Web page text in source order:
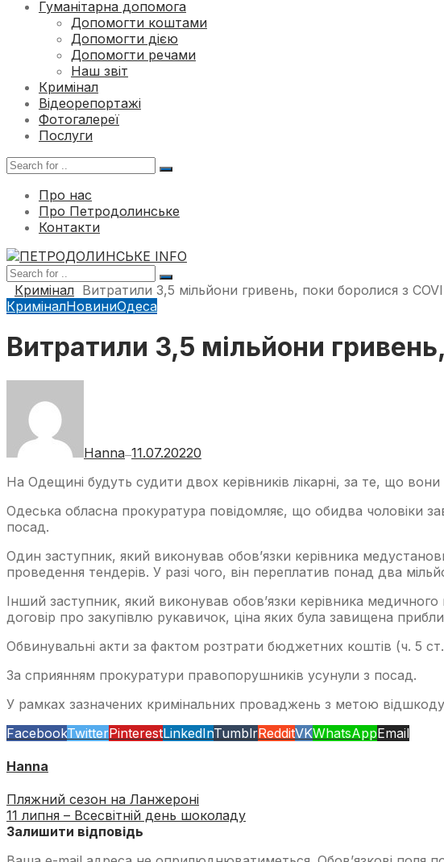
Гуманітарна допомога
Допомогти коштами
Допомогти дією
Допомогти речами
Наш звіт
Кримінал
Відеорепортажі
Фотогалереї
Послуги
Про нас
Про Петродолинське
Контакти
Кримінал Витратили 3,5 мільйони гривень, поки боролися з
КриміналНовиниОдеса
Витратили 3,5 мільйони
Hanna—11.07.20220
На Одещині будуть судити двох керівників лікарні, за те, що
Одеська обласна прокуратура повідомляє, що обидва чоловіки
посад.
Один заступник, який виконував обов’язки керівника
проведення тендерів. У разі чого, він переплатив понад два
Інший заступник, який виконував обов’язки керівника
договір про закупівлю рукавичок, ціна яких була завищена
Обвинувальні акти за фактом розтрати бюджетних коштів (ч. 5
За сприянням прокуратури правопорушників усунули з посад.
У рамках зазначених кримінальних проваджень з метою
FacebookTwitterPinterestLinkedInTumblrRedditVKWhatsAppEmail
Hanna
Пляжний сезон на Ланжероні
11 липня – Всесвітній день шоколаду
Залишити відповідь